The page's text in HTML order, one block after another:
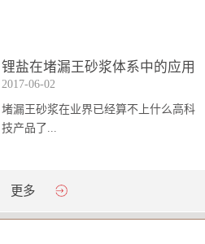
锂盐在堵漏王砂浆体系中的应用
2017-06-02
堵漏王砂浆在业界已经算不上什么高科
技产品了...
。简单来说它就是一种能够迅速凝固的
通砂浆的强...
更多